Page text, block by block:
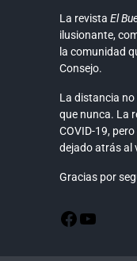
La revista El
ilusionante,
la comunidad
Consejo.
La distancia
que nunca. La
COVID-19,
dejado atrás al
Gracias por